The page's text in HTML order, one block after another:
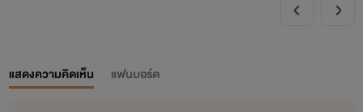
แสดงความคิดเห็น แฟนบอร์ด